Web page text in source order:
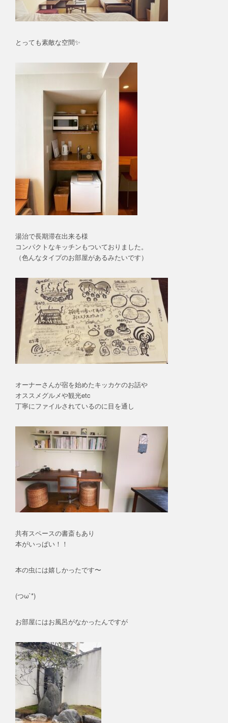
とっても素敵な空間✨
湯治で長期滞在出来る様
コンパクトなキッチンもついておりました。
（色んなタイプのお部屋があるみたいです）
オーナーさんが宿を始めたキッカケのお話や
オススメグルメや観光etc
丁寧にファイルされているのに目を通し
共有スペースの書斎もあり
本がいっぱい！！
本の虫には嬉しかったです〜
(つω`*)
お部屋にはお風呂がなかったんですが